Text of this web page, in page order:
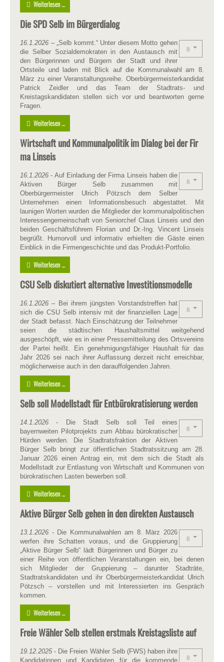
Weiterlesen ...
Die SPD Selb im Bürgerdialog
16.1.2026 – „Selb kommt.“ Unter diesem Motto gehen
die Selber Sozialdemokraten in den Austausch mit
den Bürgerinnen und Bürgern der Stadt und ihrer
Ortsteile und laden mit Blick auf die Kommunalwahl am 8.
März zu einer Veranstaltungsreihe. Oberbürgermeisterkandidat
Patrick Zeidler und das Team der Stadtrats- und
Kreistagskandidaten stellen sich vor und beantworten gerne
Fragen.
Weiterlesen ...
Wirtschaft und Kommunalpolitik im Dialog bei der Fir
ma Linseis
16.1.2026 - Auf Einladung der Firma Linseis haben die
Aktiven Bürger Selb zusammen mit
Oberbürgermeister Ulrich Pötzsch dem Selber
Unternehmen einen Informationsbesuch abgestattet. Mit
launigen Worten wurden die Mitglieder der kommunalpolitischen
Interessengemeinschaft von Seniorchef Claus Linseis und den
beiden Geschäftsführern Florian und Dr.-Ing. Vincent Linseis
begrüßt. Humorvoll und informativ erhielten die Gäste einen
Einblick in die Firmengeschichte und das Produkt-Portfolio.
Weiterlesen ...
CSU Selb diskutiert alternative Investitionsmodelle
16.1.2026 – Bei ihrem jüngsten Vorstandstreffen hat
sich die CSU Selb intensiv mit der finanziellen Lage
der Stadt befasst. Nach Einschätzung der Teilnehmer
seien die städtischen Haushaltsmittel weitgehend
ausgeschöpft, wie es in einer Pressemitteilung des Ortsvereins
der Partei heißt. Ein genehmigungsfähiger Haushalt für das
Jahr 2026 sei nach ihrer Auffassung derzeit nicht erreichbar,
möglicherweise auch in den darauffolgenden Jahren.
Weiterlesen ...
Selb soll Modellstadt für Entbürokratisierung werden
14.1.2026 - Die Stadt Selb soll Teil eines
bayernweiten Pilotprojekts zum Abbau bürokratischer
Hürden werden. Die Stadtratsfraktion der Aktiven
Bürger Selb bringt zur öffentlichen Stadtratssitzung am 28.
Januar 2026 einen Antrag ein, mit dem sich die Stadt als
Modellstadt zur Entlastung von Wirtschaft und Kommunen von
bürokratischen Lasten bewerben soll.
Weiterlesen ...
Aktive Bürger Selb gehen in den direkten Austausch
13.1.2026 - Die Kommunalwahlen am 8. März 2026
werfen ihre Schatten voraus, und die Gruppierung
„Aktive Bürger Selb“ lädt Bürgerinnen und Bürger zu
einer Reihe von öffentlichen Veranstaltungen ein, bei denen
sich Mitglieder der Gruppierung – darunter Stadträte,
Stadtratskandidaten und ihr Oberbürgermeisterkandidat Ulrich
Pötzsch – vorstellen und mit Interessierten ins Gespräch
kommen.
Weiterlesen ...
Freie Wähler Selb stellen erstmals Kreistagsliste auf
19.12.2025 - Die Freien Wähler Selb (FWS) haben ihre
Kandidatinnen und Kandidaten für die kommende